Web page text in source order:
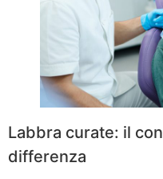
Labbra curate: il
differenza